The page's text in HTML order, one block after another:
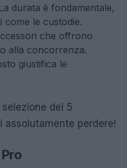
La durata è fondamentale,
le custodie.
che offrono
alla concorrenza.
giustifica le
dei 5
perdere!